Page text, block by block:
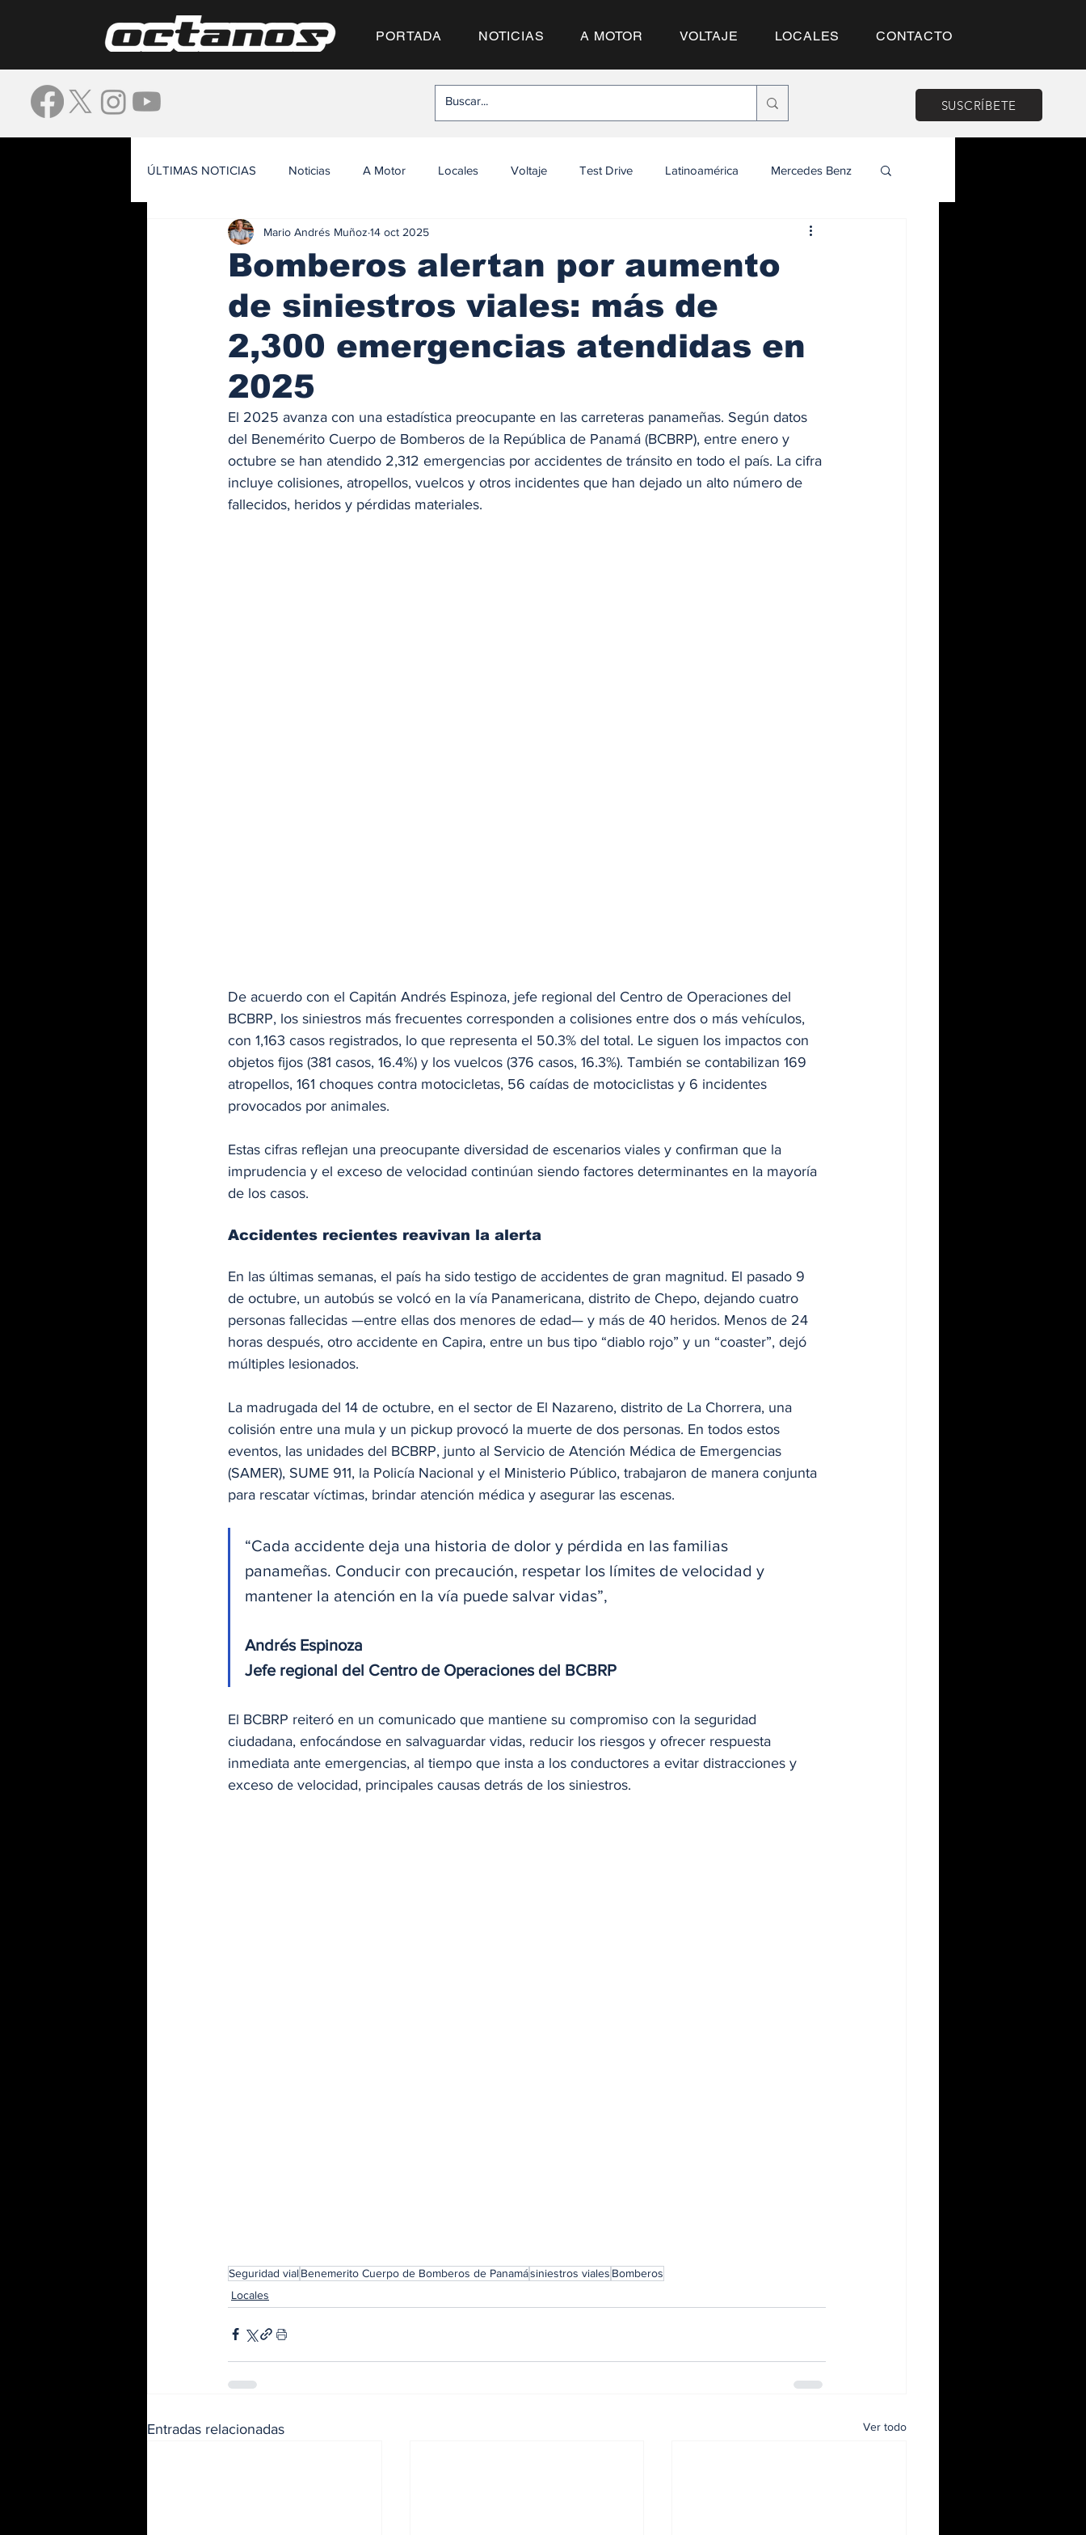
PORTADA NOTICIAS A MOTOR VOLTAJE LOCALES CONTACTO
SUSCRÍBETE
ÚLTIMAS NOTICIAS Noticias A Motor Locales Voltaje Test Drive Latinoamérica Mercedes Benz
Bomberos alertan por aumento
de siniestros viales: más de
2,300 emergencias atendidas en
2025
Mario Andrés Muñoz 14 oct 2025
El 2025 avanza con una estadística preocupante en las carreteras panameñas. Según datos
del Benemérito Cuerpo de Bomberos de la República de Panamá (BCBRP), entre enero y
octubre se han atendido 2,312 emergencias por accidentes de tránsito en todo el país. La cifra
incluye colisiones, atropellos, vuelcos y otros incidentes que han dejado un alto número de
fallecidos, heridos y pérdidas materiales.
De acuerdo con el Capitán Andrés Espinoza, jefe regional del Centro de Operaciones del
BCBRP, los siniestros más frecuentes corresponden a colisiones entre dos o más vehículos,
con 1,163 casos registrados, lo que representa el 50.3% del total. Le siguen los impactos con
objetos fijos (381 casos, 16.4%) y los vuelcos (376 casos, 16.3%). También se contabilizan 169
atropellos, 161 choques contra motocicletas, 56 caídas de motociclistas y 6 incidentes
provocados por animales.
Estas cifras reflejan una preocupante diversidad de escenarios viales y confirman que la
imprudencia y el exceso de velocidad continúan siendo factores determinantes en la mayoría
de los casos.
Accidentes recientes reavivan la alerta
En las últimas semanas, el país ha sido testigo de accidentes de gran magnitud. El pasado 9
de octubre, un autobús se volcó en la vía Panamericana, distrito de Chepo, dejando cuatro
personas fallecidas —entre ellas dos menores de edad— y más de 40 heridos. Menos de 24
horas después, otro accidente en Capira, entre un bus tipo “diablo rojo” y un “coaster”, dejó
múltiples lesionados.
La madrugada del 14 de octubre, en el sector de El Nazareno, distrito de La Chorrera, una
colisión entre una mula y un pickup provocó la muerte de dos personas. En todos estos
eventos, las unidades del BCBRP, junto al Servicio de Atención Médica de Emergencias
(SAMER), SUME 911, la Policía Nacional y el Ministerio Público, trabajaron de manera conjunta
para rescatar víctimas, brindar atención médica y asegurar las escenas.
“Cada accidente deja una historia de dolor y pérdida en las familias
panameñas. Conducir con precaución, respetar los límites de velocidad y
mantener la atención en la vía puede salvar vidas”,
Andrés Espinoza
Jefe regional del Centro de Operaciones del BCBRP
El BCBRP reiteró en un comunicado que mantiene su compromiso con la seguridad
ciudadana, enfocándose en salvaguardar vidas, reducir los riesgos y ofrecer respuesta
inmediata ante emergencias, al tiempo que insta a los conductores a evitar distracciones y
exceso de velocidad, principales causas detrás de los siniestros.
Seguridad vial Benemerito Cuerpo de Bomberos de Panamásiniestros viales Bomberos
Locales
Entradas relacionadas Ver todo